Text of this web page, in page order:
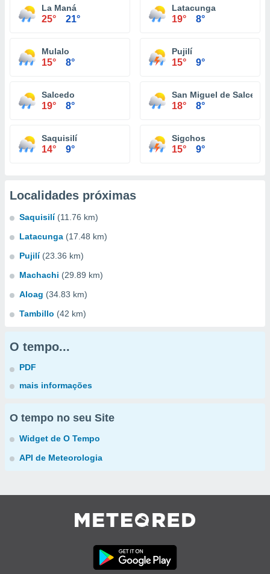
La Maná
25° 21°
Latacunga
19° 8°
Mulalo
15° 8°
Pujilí
15° 9°
Salcedo
19° 8°
San Miguel de Salcedo
18° 8°
Saquisilí
14° 9°
Sigchos
15° 9°
Localidades próximas
Saquisilí (11.76 km)
Latacunga (17.48 km)
Pujilí (23.36 km)
Machachi (29.89 km)
Aloag (34.83 km)
Tambillo (42 km)
O tempo...
PDF
mais informações
O tempo no seu Site
Widget de O Tempo
API de Meteorologia